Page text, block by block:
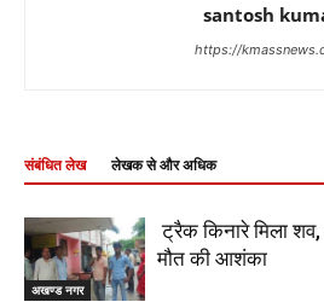
santosh
https://
संबंधित लेख लेखक से और अधिक
अखण्ड नगर
ट्रैक किनारे मिला
मौत की आशंका